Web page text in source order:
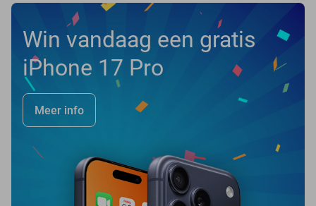
Win vandaag een gratis
iPhone 17 Pro
Meer info